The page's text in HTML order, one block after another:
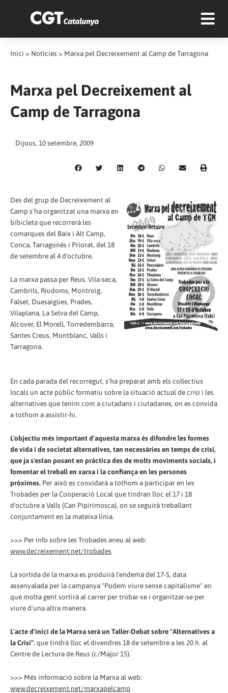
Inici > Notícies > Marxa pel Decreixement al Camp de Tarragona
Marxa pel Decreixement al
Camp de Tarragona
Dijous, 10 setembre, 2009
Des del grup de Decreixement al
Camp s'ha organitzat una marxa en
bibicleta que recorrerà les
comarques del Baix i Alt Camp,
Conca, Tarragonès i Priorat, del 18
de setembre al 4 d'octubre.
La marxa passa per Reus, Vila-seca,
Cambrils, Riudoms, Montroig,
Falset, Duesaigües, Prades,
Vilaplana, La Selva del Camp,
Alcover, El Morell, Torredembarra,
Santes Creus, Montblanc, Valls i
Tarragona.
En cada parada del recorregut, s'ha preparat amb els col·lectius
locals un acte públic formatiu sobre la situació actual de crisi i les
alternatives que tenim com a ciutadans i ciutadanes, on es convida
a tothom a assistir-hi.
L'objectiu més important d'aquesta marxa és difondre les formes
de vida i de societat alternatives, tan necessàries en temps de crisi,
que ja s'estan posant en pràctica des de molts moviments socials, i
fomentar el treball en xarxa i la confiança en les persones
pròximes. Per això es convidarà a tothom a participar en les
Trobades per la Cooperació Local que tindran lloc el 17 i 18
d'octubre a Valls (Can Pipirimosca), on se seguirà treballant
conjuntament en la mateixa línia.
>>> Per info sobre les Trobades aneu al web:
www.decreixement.net/trobades
La sortida de la marxa es produirà l'endemà del 17-S, data
assenyalada per la campanya "Podem viure sense capitalisme" en
què molta gent sortirà al carrer per trobar-se i organitzar-se per
viure d'una altra manera.
L'acte d'inici de la Marxa serà un Taller-Debat sobre "Alternatives a
la Crisi", que tindrà lloc el divendres 18 de setembre a les 20 h. al
Centre de Lectura de Reus (c/Major 15).
>>> Més informació sobre la Marxa al web:
www.decreixement.net/marxapelcamp